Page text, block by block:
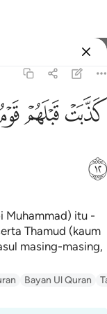
ﲫﲬ
ﲲ
Muhammad) itu -
Thamud (kaum
masing-masing,
Bayan Ul Quran